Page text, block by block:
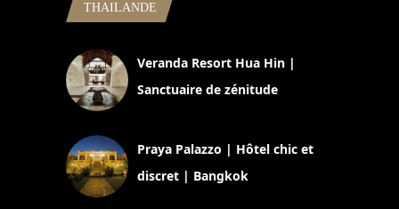
THAILANDE
Veranda Resort Hua Hin |
Sanctuaire de zénitude
Praya Palazzo | Hôtel chic et
discret | Bangkok